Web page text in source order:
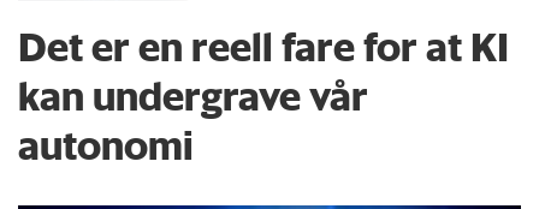
Det er en reell fare for at KI
kan undergrave vår
autonomi